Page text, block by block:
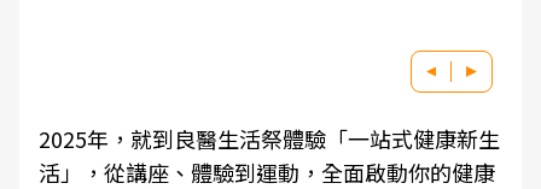
良醫健康網從「換季的身體變化」出發，透過醫
學觀點與日常感受的對話，建立對亞健康的認